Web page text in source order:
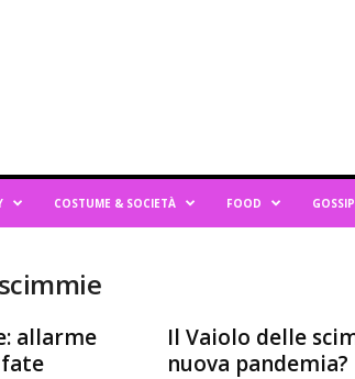
COSTUME & SOCIETÀ FOOD GOSSIP
allarme
Il Vaiolo delle
nuova pandemia?